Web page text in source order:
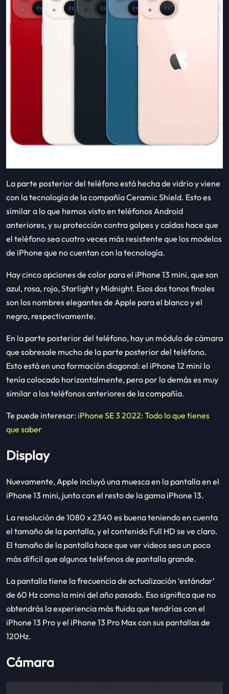
La parte posterior del teléfono está hecha de vidrio y viene
con la tecnología de la compañía Ceramic Shield. Esto es
similar a lo que hemos visto en teléfonos Android
anteriores, y su protección contra golpes y caídas hace que
el teléfono sea cuatro veces más resistente que los modelos
de iPhone que no cuentan con la tecnología.
Hay cinco opciones de color para el iPhone 13 mini, que son
azul, rosa, rojo, Starlight y Midnight. Esos dos tonos finales
son los nombres elegantes de Apple para el blanco y el
negro, respectivamente.
En la parte posterior del teléfono, hay un módulo de cámara
que sobresale mucho de la parte posterior del teléfono.
Esto está en una formación diagonal: el iPhone 12 mini lo
tenía colocado horizontalmente, pero por lo demás es muy
similar a los teléfonos anteriores de la compañía.
Te puede interesar: iPhone SE 3 2022: Todo lo que tienes
que saber
Display
Nuevamente, Apple incluyó una muesca en la pantalla en el
iPhone 13 mini, junto con el resto de la gama iPhone 13.
La resolución de 1080 x 2340 es buena teniendo en cuenta
el tamaño de la pantalla, y el contenido Full HD se ve claro.
El tamaño de la pantalla hace que ver videos sea un poco
más difícil que algunos teléfonos de pantalla grande.
La pantalla tiene la frecuencia de actualización ‘estándar’
de 60 Hz como la mini del año pasado. Eso significa que no
obtendrás la experiencia más fluida que tendrías con el
iPhone 13 Pro y el iPhone 13 Pro Max con sus pantallas de
120Hz.
Cámara